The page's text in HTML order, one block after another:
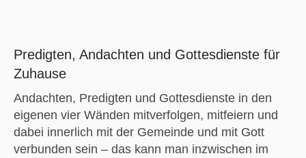
Predigten, Andachten und Gottesdienste für
Zuhause
Andachten, Predigten und Gottesdienste in den
eigenen vier Wänden mitverfolgen, mitfeiern und
dabei innerlich mit der Gemeinde und mit Gott
verbunden sein – das kann man inzwischen im